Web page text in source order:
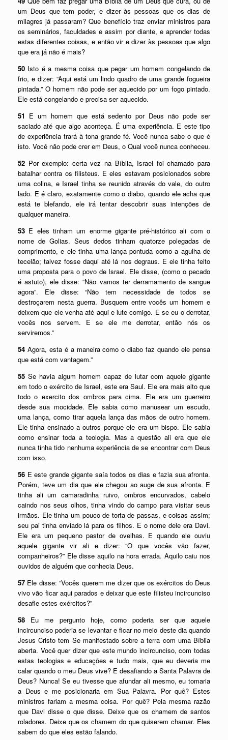
um Deus que tem poder, e dizer às pessoas que os dias de
milagres já passaram? Que benefício traz enviar ministros para
os seminários, faculdades e assim por diante, e aprender todas
estas diferentes coisas, e então vir e dizer às pessoas que algo
que era já não é mais?
50 Isto é a mesma coisa que pegar um homem congelando de
frio, e dizer: “Aqui está um lindo quadro de uma grande fogueira
pintada.” O homem não pode ser aquecido por um fogo pintado.
Ele está congelando e precisa ser aquecido.
51 E um homem que está sedento por Deus não pode ser
saciado até que algo aconteça. É uma experiência. E este tipo
de experiência trará à tona grande fé. Você nunca sabe o que é
isto. Você não pode crer em Deus, o Qual você nunca conheceu.
52 Por exemplo: certa vez na Bíblia, Israel foi chamado para
batalhar contra os filisteus. E eles estavam posicionados sobre
uma colina, e Israel tinha se reunido através do vale, do outro
lado. E é claro, exatamente como o diabo, quando ele acha que
está te blefando, ele irá tentar descobrir suas intenções de
qualquer maneira.
53 E eles tinham um enorme gigante pré-histórico ali com o
nome de Golias. Seus dedos tinham quatorze polegadas de
comprimento, e ele tinha uma lança pontuda como a agulha de
tecelão; talvez fosse daqui até lá nos degraus. E ele tinha feito
uma proposta para o povo de Israel. Ele disse, (como o pecado
é astuto), ele disse: “Não vamos ter derramamento de sangue
agora”. Ele disse: “Não tem necessidade de todos se
destroçarem nesta guerra. Busquem entre vocês um homem e
deixem que ele venha até aqui e lute comigo. E se eu o derrotar,
vocês nos servem. E se ele me derrotar, então nós os
serviremos.”
54 Agora, esta é a maneira como o diabo faz quando ele pensa
que está com vantagem.”
55 Se havia algum homem capaz de lutar com aquele gigante
em todo o exército de Israel, este era Saul. Ele era mais alto que
todo o exercito dos ombros para cima. Ele era um guerreiro
desde sua mocidade. Ele sabia como manusear um escudo,
uma lança, como tirar aquela lança das mãos de outro homem.
Ele tinha ensinado a outros porque ele era um bispo. Ele sabia
como ensinar toda a teologia. Mas a questão ali era que ele
nunca tinha tido nenhuma experiência de se encontrar com Deus
com isso.
56 E este grande gigante saía todos os dias e fazia sua afronta.
Porém, teve um dia que ele chegou ao auge de sua afronta. E
tinha ali um camaradinha ruivo, ombros encurvados, cabelo
caindo nos seus olhos, tinha vindo do campo para visitar seus
irmãos. Ele tinha um pouco de torta de passas, e coisas assim;
seu pai tinha enviado lá para os filhos. E o nome dele era Davi.
Ele era um pequeno pastor de ovelhas. E quando ele ouviu
aquele gigante vir ali e dizer: “O que vocês vão fazer,
companheiros?” Ele disse aquilo na hora errada. Aquilo caiu nos
ouvidos de alguém que conhecia Deus.
57 Ele disse: “Vocês querem me dizer que os exércitos do Deus
vivo vão ficar aqui parados e deixar que este filisteu incircunciso
desafie estes exércitos?”
58 Eu me pergunto hoje, como poderia ser que aquele
incircunciso poderia se levantar e ficar no meio deste dia quando
Jesus Cristo tem Se manifestado sobre a terra com uma Bíblia
aberta. Você quer dizer que este mundo incircunciso, com todas
estas teologias e educações e tudo mais, que eu deveria me
calar quando o meu Deus vive? E desafiando a Santa Palavra de
Deus? Nunca! Se eu tivesse que afundar ali mesmo, eu tomaria
a Deus e me posicionaria em Sua Palavra. Por quê? Estes
ministros fariam a mesma coisa. Por quê? Pela mesma razão
que Davi disse o que disse. Deixe que os chamem de santos
roladores. Deixe que os chamem do que quiserem chamar. Eles
sabem do que eles estão falando.